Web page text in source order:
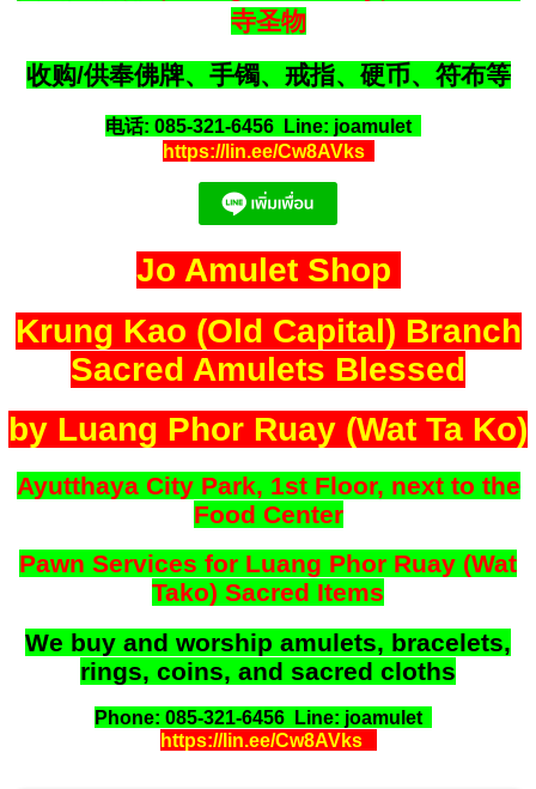
寺圣物
收购/供奉佛牌、手镯、戒指、硬币、符布等
电话: 085-321-6456 Line: joamulet
https://lin.ee/Cw8AVks
Jo Amulet Shop
Krung Kao (Old Capital) Branch
Sacred Amulets Blessed
by Luang Phor Ruay (Wat Ta Ko)
Ayutthaya City Park, 1st Floor, next to the
Food Center
Pawn Services for Luang Phor Ruay (Wat
Tako) Sacred Items
We buy and worship amulets, bracelets,
rings, coins, and sacred cloths
Phone: 085-321-6456 Line: joamulet
https://lin.ee/Cw8AVks